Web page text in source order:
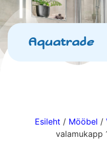
Aquatrade
Esileht / Mööbel /
valamukapp